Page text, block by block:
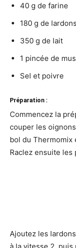
40 g de farine
180 g de
350 g de lait
1 pincée de
Sel et poivre
Préparation :
Commencez la
couper les
bol du Thermomix
Raclez ensuite les
Ajoutez les